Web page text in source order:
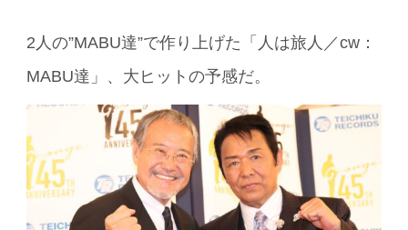
2人の”MABU達”で作り上げた「人は旅人／cw：
MABU達」、大ヒットの予感だ。